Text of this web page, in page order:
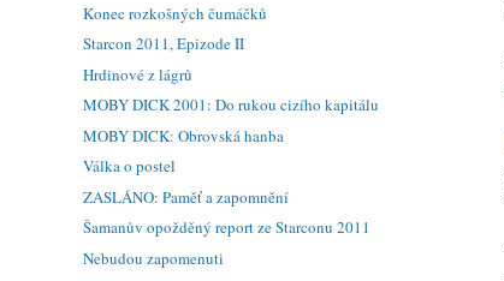
Konec rozkošných čumáčků
Starcon 2011, Epizode II
Hrdinové z lágrů
MOBY DICK 2001: Do rukou cizího kapitálu
MOBY DICK: Obrovská hanba
Válka o postel
ZASLÁNO: Paměť a zapomnění
Šamanův opožděný report ze Starconu 2011
Nebudou zapomenuti